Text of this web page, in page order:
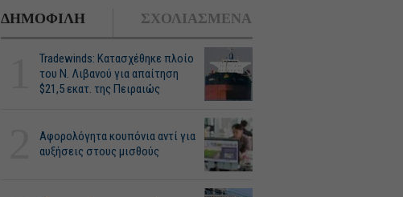
ΔΗΜΟΦΙΛΗ ΣΧΟΛΙΑΣΜΕΝΑ
Tradewinds: Κατασχέθηκε πλοίο
του Ν. Λιβανού για απαίτηση
$21,5 εκατ. της Πειραιώς
Αφορολόγητα κουπόνια αντί για
αυξήσεις στους μισθούς